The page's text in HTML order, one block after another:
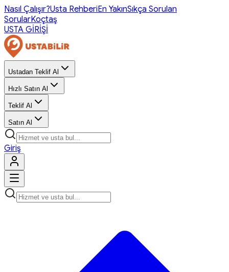
Nasıl Çalışır?Usta RehberiEn YakınSıkça Sorulan
SorularKoçtaş
USTA GİRİŞİ
Ustadan Teklif Al
Hızlı Satın Al
Teklif Al
Satın Al
Giriş